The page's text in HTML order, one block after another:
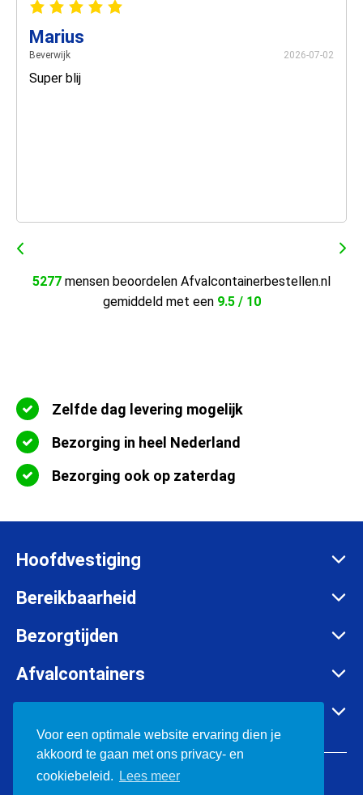
Marius
Beverwijk 2026-07-02
Super blij
5277 mensen beoordelen Afvalcontainerbestellen.nl
gemiddeld met een 9.5 / 10
Zelfde dag levering mogelijk
Bezorging in heel Nederland
Bezorging ook op zaterdag
Hoofdvestiging
Zadelmakersstraat 26
info@afvalcontainerbestellen.nl
085-3034777
BTW: NL852697302B01
Bereikbaarheid
Maandag t/m vrijdag:
Bezorgtijden
Maandag t/m vrijdag:
Van 08:00 tot 12:00 uur
Afvalcontainers
Container huren
Bouwafval containers
Grofvuil container
Friesland
© 2026 Afvalcontainerbestellen.nl
Voor een optimale website ervaring dien je
akkoord te gaan met ons privacy- en
cookiebeleid.
Lees meer